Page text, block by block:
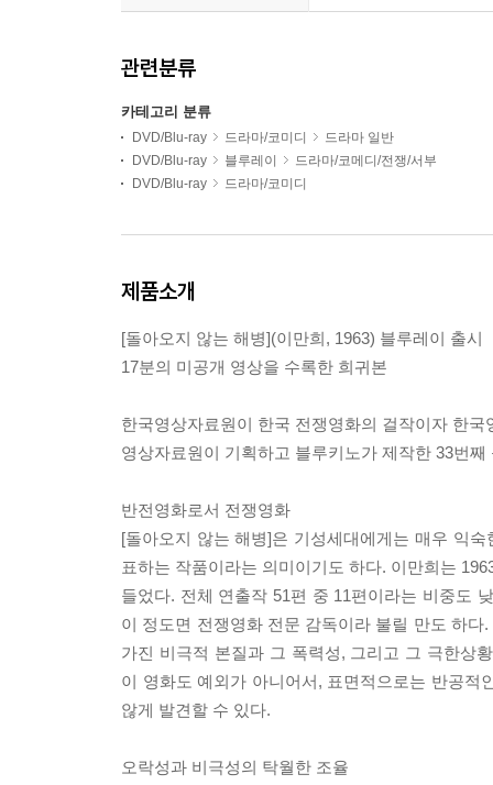
관련분류
카테고리 분류
DVD/Blu-ray 드라마/코미디
드라마 일반
DVD/Blu-ray
블루레이
드라마/코메디/전쟁/서부
DVD/Blu-ray
드라마/코미디
제품소개
[돌아오지 않는 해병](이만희, 1963) 블루레이 출시
17분의 미공개 영상을 수록한 희귀본
한국영상자료원이 한국 전쟁영화의 걸작이자 한
영상자료원이 기획하고 블루키노가 제작한 33번
반전영화로서 전쟁영화
[돌아오지 않는 해병]은 기성세대에게는 매우 익
표하는 작품이라는 의미이기도 하다. 이만희는
들었다. 전체 연출작 51편 중 11편이라는 비중도
이 정도면 전쟁영화 전문 감독이라 불릴 만도 하
가진 비극적 본질과 그 폭력성, 그리고 그 극한상
이 영화도 예외가 아니어서, 표면적으로는 반공
않게 발견할 수 있다.
오락성과 비극성의 탁월한 조율